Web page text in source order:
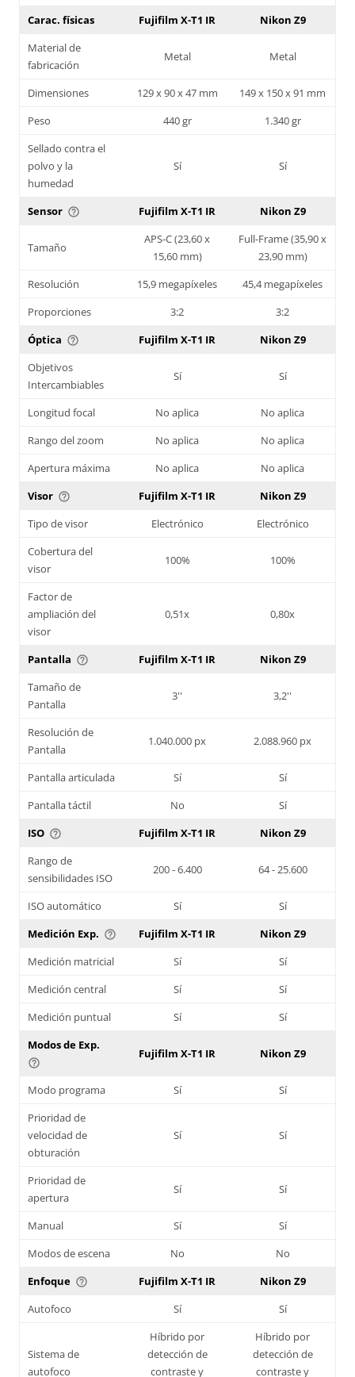
Carac. físicas Fujifilm X-T1 IR
Nikon Z9
Material de
fabricación
Metal Metal
Dimensiones 129 x 90 x 47 mm
149 x 150 x 91 mm
Peso
440 gr
1.340 gr
Sellado contra el
polvo y la
humedad
Sí Sí
Sensor help_outline Fujifilm X-T1 IR Nikon Z9
Tamaño
APS-C (23,60 x
15,60 mm)
Full-Frame (35,90 x
23,90 mm)
Resolución
15,9 megapíxeles
45,4 megapíxeles
Proporciones
3:2
3:2
Óptica help_outline Fujifilm X-T1 IR
Nikon Z9
Objetivos
Intercambiables
Sí Sí
Longitud focal No aplica
No aplica
Rango del zoom
No aplica
No aplica
Apertura máxima
No aplica
No aplica
Visor help_outline Fujifilm X-T1 IR
Nikon Z9
Tipo de visor
Electrónico
Electrónico
Cobertura del
visor
100% 100%
Factor de
ampliación del
visor
0,51x 0,80x
Pantalla help_outline Fujifilm X-T1 IR
Nikon Z9
Tamaño de
Pantalla
3'' 3,2''
Resolución de
Pantalla
1.040.000 px 2.088.960 px
Pantalla articulada Sí
Sí
Pantalla táctil
No
Sí
ISO help_outline Fujifilm X-T1 IR
Nikon Z9
Rango de
sensibilidades ISO
200 - 6.400 64 - 25.600
ISO automático Sí
Sí
Medición Exp. help_outline Fujifilm X-T1 IR
Nikon Z9
Medición matricial
Sí
Sí
Medición central
Sí
Sí
Medición puntual
Sí
Sí
Modos de Exp.
help_outline
Fujifilm X-T1 IR Nikon Z9
Modo programa Sí
Sí
Prioridad de
velocidad de
obturación
Sí Sí
Prioridad de
apertura
Sí Sí
Manual Sí
Sí
Modos de escena
No
No
Enfoque help_outline Fujifilm X-T1 IR
Nikon Z9
Autofoco
Sí Sí
Sistema de
autofoco
Híbrido por
detección de
contraste y
Híbrido por
detección de
contraste y